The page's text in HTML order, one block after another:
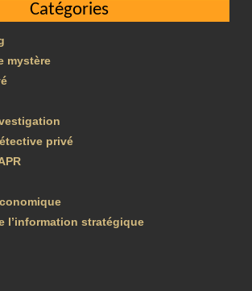
Catégories
mystère
privé
l’information stratégique